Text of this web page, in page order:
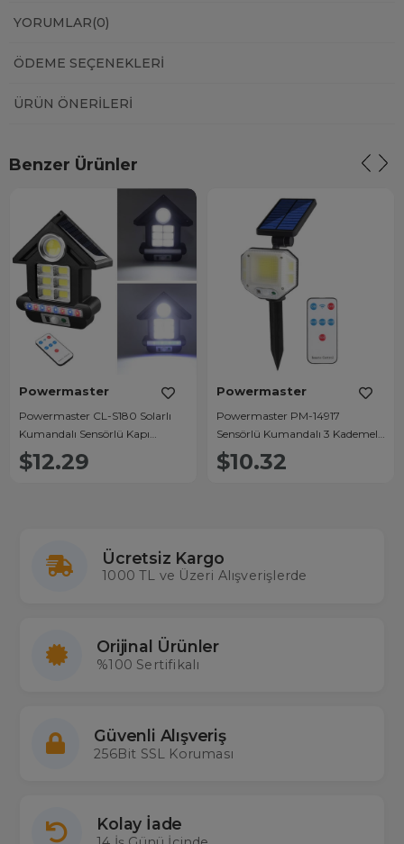
YORUMLAR(0)
ÖDEME SEÇENEKLERI
ÜRÜN ÖNERILERI
Benzer Ürünler
Powermaster
Powermaster CL-S180 Solarlı
Kumandalı Sensörlü Kapı
Aydınlatması
$12.29
Powermaster
Powermaster PM-14917
Sensörlü Kumandalı 3 Kademeli
Solarlı Bahçe Aydınlatma
Lambası
$10.32
Ücretsiz Kargo
1000 TL ve Üzeri Alışverişlerde
Orijinal Ürünler
%100 Sertifikalı
Güvenli Alışveriş
256Bit SSL Koruması
Kolay İade